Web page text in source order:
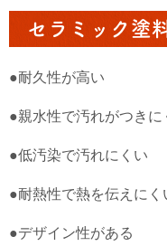
セラミック塗
●耐久性が高い
●親水性で汚れがつきに
●低汚染で汚れにくい
●耐熱性で熱を伝えにく
●デザイン性がある